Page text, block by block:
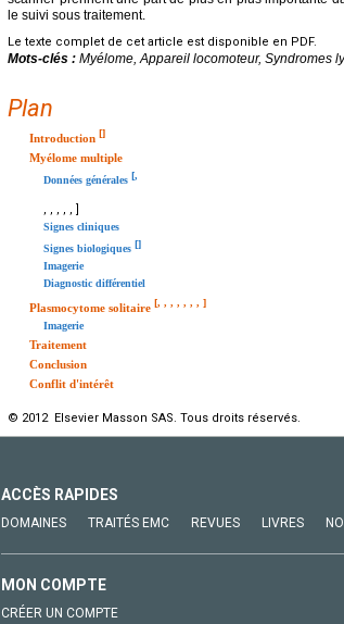
le suivi sous traitement.
Le texte complet de cet article est disponible en PDF.
Mots-clés : Myélome, Appareil locomoteur, Syndromes
Plan
Introduction []
Myélome multiple
Données générales [,
, , , , , ]
Signes cliniques
Signes biologiques []
Imagerie
Diagnostic différentiel
Plasmocytome solitaire [, , , , , , , ]
Imagerie
Traitement
Conclusion
Conflit d'intérêt
© 2012 Elsevier Masson SAS. Tous droits réservés.
ACCÈS RAPIDES
DOMAINES TRAITÉS EMC REVUES LIVRES
MON COMPTE
CRÉER UN COMPTE